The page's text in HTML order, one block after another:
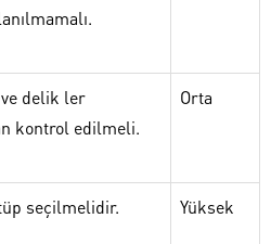
delik ler
kontrol edilmeli.
Orta
seçilmelidir. Yüksek